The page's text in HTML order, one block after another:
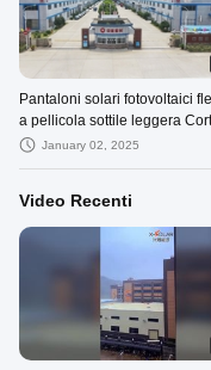
Pantaloni solari fotovoltaici
a pellicola sottile leggera
circuito Voltaggio 13,86A
January 02, 2025
Video Recenti